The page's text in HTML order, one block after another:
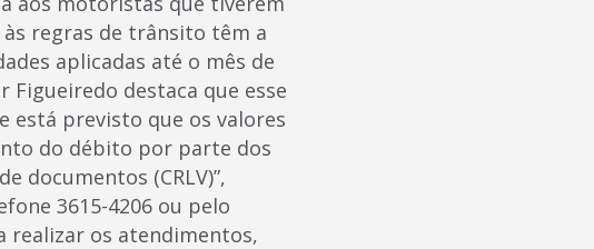
regras de trânsito têm a
aplicadas até o mês de
Figueiredo destaca que esse
está previsto que os valores
do débito por parte dos
documentos (CRLV)”,
3615-4206 ou pelo
realizar os atendimentos,